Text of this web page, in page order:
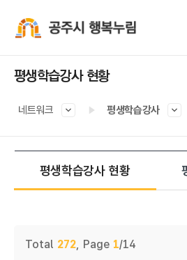
평생학습강사 현황
네트워크 평생학습강사
평생학습강사 현황
Total 272, Page 1/14